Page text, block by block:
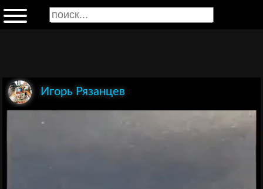
Игорь Рязанцев